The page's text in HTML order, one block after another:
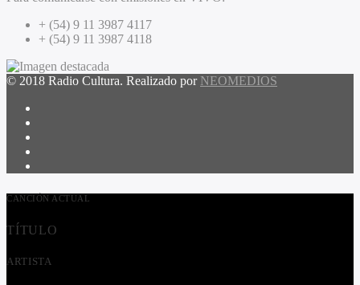
+ (54) 9 11 3987 4117
+ (54) 9 11 3987 4118
© 2018 Radio Cultura. Realizado por NEOMEDIOS
CANCIÓN ACTUAL
TÍTULO
ARTISTA